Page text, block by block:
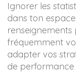
Ignorer les
dans ton
renseignements
fréquemment
adapter vos
de performance